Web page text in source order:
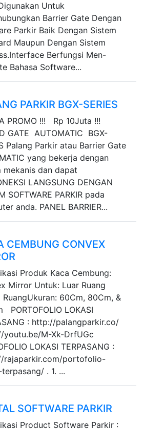
Untuk
Barrier Gate Dengan
Parkir Baik Dengan Sistem
Maupun Dengan Sistem
Berfungsi Men-
Bahasa Software...
PARKIR BGX-SERIES
PROMO !!! Rp 10Juta !!!
GATE AUTOMATIC BGX-
Palang Parkir atau Barrier Gate
yang bekerja dengan
mekanis dan dapat
LANGSUNG DENGAN
SOFTWARE PARKIR pada
anda. PANEL BARRIER...
CEMBUNG CONVEX
Produk Kaca Cembung:
Mirror Untuk: Luar Ruang
RuangUkuran: 60Cm, 80Cm, &
PORTOFOLIO LOKASI
: http://palangparkir.co/
youtu.be/M-Xk-DrfUGc
LOKASI TERPASANG :
rajaparkir.com/portofolio-
. 1. ...
SOFTWARE PARKIR
Product Software Parkir :